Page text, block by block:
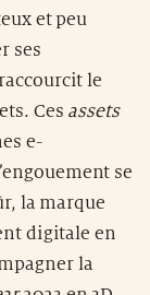
et peu
ses
le
Ces assets
e-
se
la marque
digitale en
la